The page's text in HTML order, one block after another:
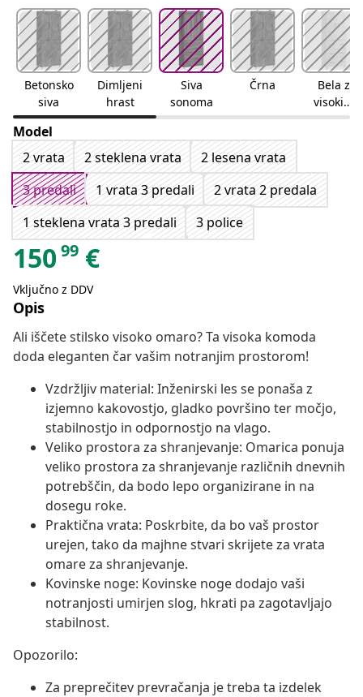
Betonsko
siva
Dimljeni
hrast
Siva
sonoma
Črna
Bela z
visokim
sijajem
Model
2 vrata
2 steklena vrata
2 lesena vrata
3 predali
1 vrata 3 predali
2 vrata 2 predala
1 steklena vrata 3 predali
3 police
15099 €
Vključno z DDV
Opis
Ali iščete stilsko visoko omaro? Ta visoka komoda
doda eleganten čar vašim notranjim prostorom!
Vzdržljiv material: Inženirski les se ponaša z
izjemno kakovostjo, gladko površino ter močjo,
stabilnostjo in odpornostjo na vlago.
Veliko prostora za shranjevanje: Omarica ponuja
veliko prostora za shranjevanje različnih dnevnih
potrebščin, da bodo lepo organizirane in na
dosegu roke.
Praktična vrata: Poskrbite, da bo vaš prostor
urejen, tako da majhne stvari skrijete za vrata
omare za shranjevanje.
Kovinske noge: Kovinske noge dodajo vaši
notranjosti umirjen slog, hkrati pa zagotavljajo
stabilnost.
Opozorilo:
Za preprečitev prevračanja je treba ta izdelek